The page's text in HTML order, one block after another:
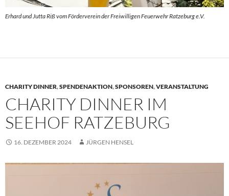
Erhard und Jutta Riß vom Förderverein der Freiwilligen Feuerwehr Ratzeburg e.V.
CHARITY DINNER,SPENDENAKTION,SPONSOREN,VERANSTALTUNG
CHARITY DINNER IM
SEEHOF RATZEBURG
16. DEZEMBER 2024 JÜRGEN HENSEL